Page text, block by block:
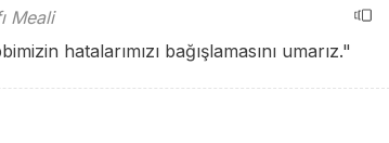
Meali
hatalarımızı bağışlamasını umarız."